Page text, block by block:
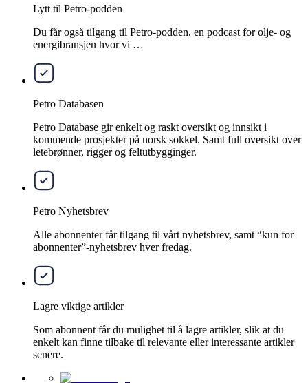
Lytt til Petro-podden
Du får også tilgang til Petro-podden, en podcast for olje- og
energibransjen hvor vi …
Petro Databasen
Petro Database gir enkelt og raskt oversikt og innsikt i
kommende prosjekter på norsk sokkel. Samt full oversikt over
letebrønner, rigger og feltutbygginger.
Petro Nyhetsbrev
Alle abonnenter får tilgang til vårt nyhetsbrev, samt “kun for
abonnenter”-nyhetsbrev hver fredag.
Lagre viktige artikler
Som abonnent får du mulighet til å lagre artikler, slik at du
enkelt kan finne tilbake til relevante eller interessante artikler
senere.